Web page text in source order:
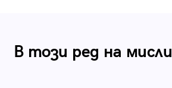
В този ред на мисли